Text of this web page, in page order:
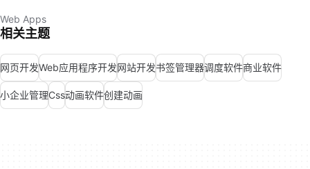
Web Apps
相关主题
网页开发Web应用程序开发网站开发书签管理器调度软件商业软件
小企业管理Css动画软件创建动画